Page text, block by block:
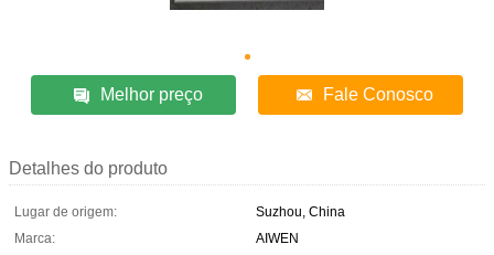
Melhor preço Fale Conosco
Detalhes do produto
Lugar de origem:
Suzhou, China
Marca:
AIWEN